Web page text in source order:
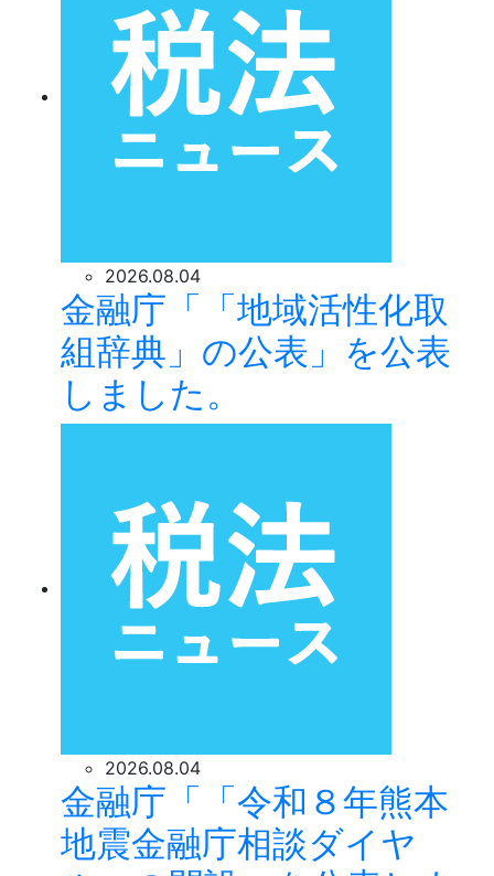
2026.08.04
金融庁「「地域活性化取
組辞典」の公表」を公表
しました。
2026.08.04
金融庁「「令和８年熊本
地震金融庁相談ダイヤ